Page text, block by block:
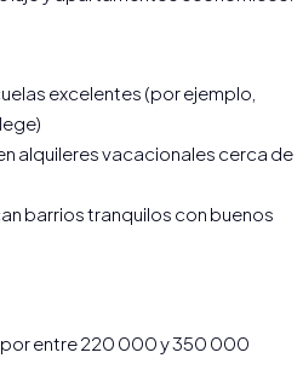
excelentes (por ejemplo,
alquileres vacacionales cerca de
barrios tranquilos con buenos
entre 220 000 y 350 000